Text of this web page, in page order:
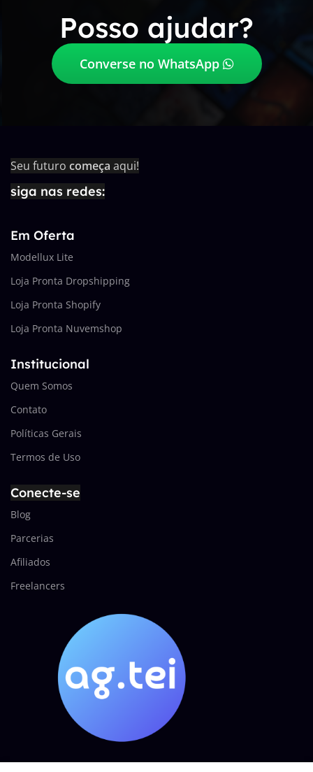
Posso ajudar?
Converse no WhatsApp
Seu futuro começa aqui!
siga nas redes:
Em Oferta
Modellux Lite
Loja Pronta Dropshipping
Loja Pronta Shopify
Loja Pronta Nuvemshop
Institucional
Quem Somos
Contato
Políticas Gerais
Termos de Uso
Conecte-se
Blog
Parcerias
Afiliados
Freelancers